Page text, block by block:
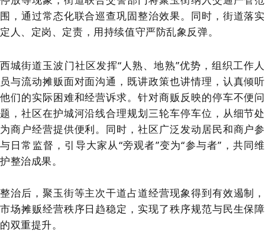
围，通过常态化联合巡查巩固整治效果。同时，街道落实
定人 、定岗、定责，用持续值守严防乱象反弹。
西城街道玉波门社区发挥“人熟、地熟”优势，组织工作人
员与流动摊贩面对面沟通，既讲政策也讲情理，认真倾听
他们的实际困难和经营诉求。针对商贩反映的停车不便问
题，社区在护城河沿线合理规划三轮车停车位，从细节处
为商户经营提供便利。同时，社区广泛发动居民和商户参
与日常监督，引导大家从“旁观者”变为“参与者”，共同维
护整治成果。
整治后，聚玉街等主次干道占道经营现象得到有效遏制，
市场摊贩经营秩序日趋稳定，实现了秩序规范与民生保障
的双重提升。